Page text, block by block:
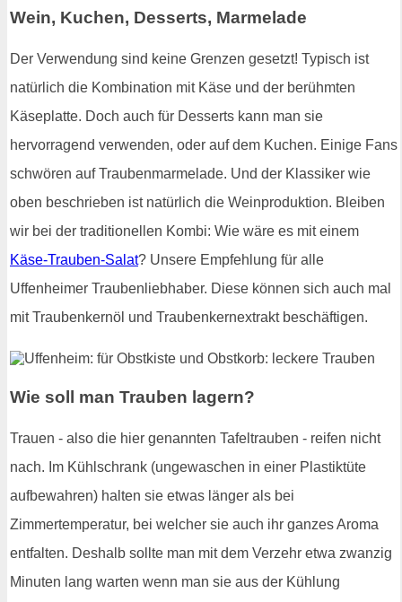
Wein, Kuchen, Desserts, Marmelade
Der Verwendung sind keine Grenzen gesetzt! Typisch ist
natürlich die Kombination mit Käse und der berühmten
Käseplatte. Doch auch für Desserts kann man sie
hervorragend verwenden, oder auf dem Kuchen. Einige Fans
schwören auf Traubenmarmelade. Und der Klassiker wie
oben beschrieben ist natürlich die Weinproduktion. Bleiben
wir bei der traditionellen Kombi: Wie wäre es mit einem
Käse-Trauben-Salat? Unsere Empfehlung für alle
Uffenheimer Traubenliebhaber. Diese können sich auch mal
mit Traubenkernöl und Traubenkernextrakt beschäftigen.
Wie soll man Trauben lagern?
Trauen - also die hier genannten Tafeltrauben - reifen nicht
nach. Im Kühlschrank (ungewaschen in einer Plastiktüte
aufbewahren) halten sie etwas länger als bei
Zimmertemperatur, bei welcher sie auch ihr ganzes Aroma
entfalten. Deshalb sollte man mit dem Verzehr etwa zwanzig
Minuten lang warten wenn man sie aus der Kühlung